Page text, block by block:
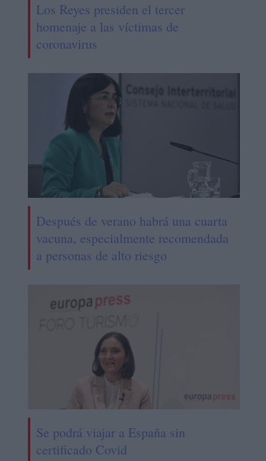
Los Reyes presiden el tercer
homenaje a las víctimas de
coronavirus
Después de verano habrá una cuarta
vacuna, especialmente recomendada
a personas de alto riesgo
Se podrá viajar a España sin
certificado Covid